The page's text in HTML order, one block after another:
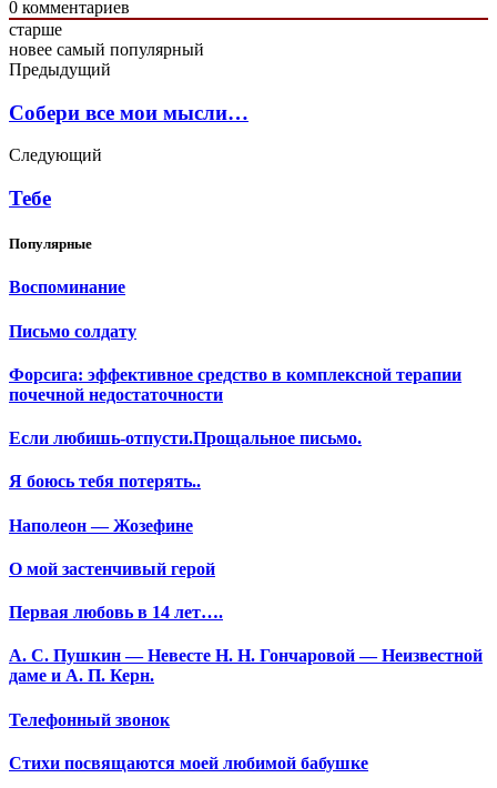
0 комментариев
старше
новее самый популярный
Предыдущий
Собери все мои мысли…
Следующий
Тебе
Популярные
Воспоминание
Письмо солдату
Форсига: эффективное средство в комплексной терапии
почечной недостаточности
Если любишь-отпусти.Прощальное письмо.
Я боюсь тебя потерять..
Наполеон — Жозефине
О мой застенчивый герой
Первая любовь в 14 лет….
А. С. Пушкин — Невесте Н. Н. Гончаровой — Неизвестной
даме и А. П. Керн.
Телефонный звонок
Стихи посвящаются моей любимой бабушке